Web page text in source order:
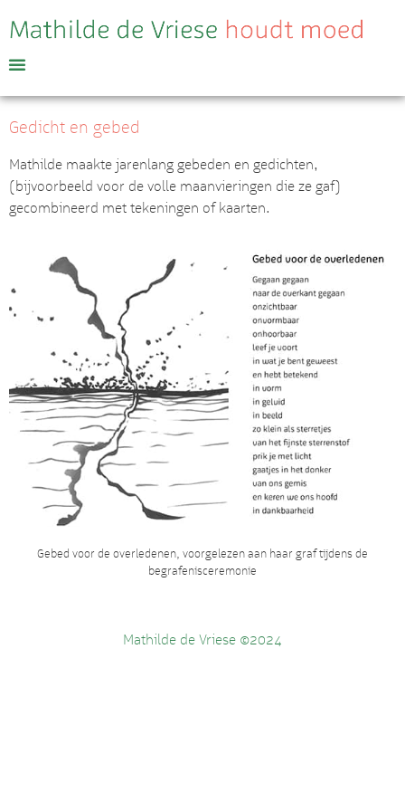
Gedicht en gebed
Mathilde maakte jarenlang gebeden en gedichten,
(bijvoorbeeld voor de volle maanvieringen die ze gaf)
gecombineerd met tekeningen of kaarten.
Gebed voor de overledenen, voorgelezen aan haar graf tijdens de
begrafenisceremonie
Mathilde de Vriese ©2024